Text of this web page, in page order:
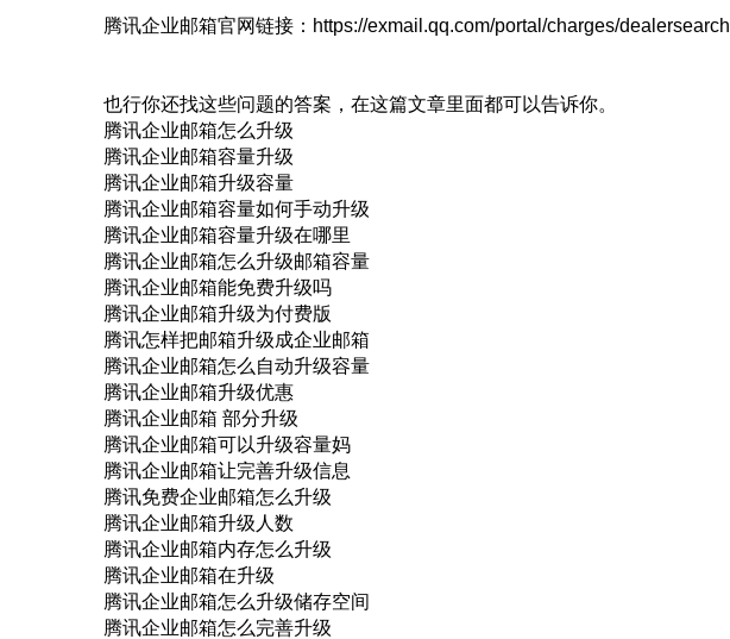
腾讯企业邮箱官网链接：https://exmail.qq.com/portal/charges/dealersearch
也行你还找这些问题的答案，在这篇文章里面都可以告诉你。
腾讯企业邮箱怎么升级
腾讯企业邮箱容量升级
腾讯企业邮箱升级容量
腾讯企业邮箱容量如何手动升级
腾讯企业邮箱容量升级在哪里
腾讯企业邮箱怎么升级邮箱容量
腾讯企业邮箱能免费升级吗
腾讯企业邮箱升级为付费版
腾讯怎样把邮箱升级成企业邮箱
腾讯企业邮箱怎么自动升级容量
腾讯企业邮箱升级优惠
腾讯企业邮箱 部分升级
腾讯企业邮箱可以升级容量妈
腾讯企业邮箱让完善升级信息
腾讯免费企业邮箱怎么升级
腾讯企业邮箱升级人数
腾讯企业邮箱内存怎么升级
腾讯企业邮箱在升级
腾讯企业邮箱怎么升级储存空间
腾讯企业邮箱怎么完善升级